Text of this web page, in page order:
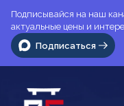
Подписывайся на наш
актуальные цены и
Подписаться